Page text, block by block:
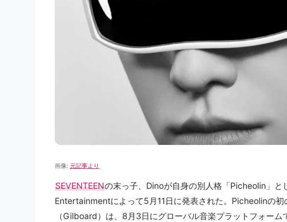
画像: 元記事より
SEVENTEENの末っ子、Dinoが自身の別人格「Picheolin」と
Entertainmentによって5月11日に発表された。Picheolinの初
（Gilboard）は、8月3日にグローバル音楽プラットフォーム